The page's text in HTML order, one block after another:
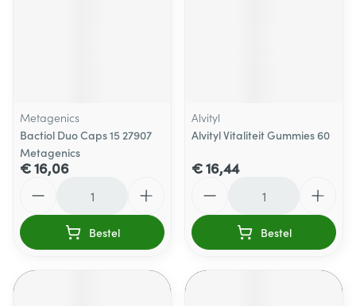
Metagenics
Bactiol Duo Caps 15 27907
Metagenics
€ 16,06
Bestel
Alvityl
Alvityl Vitaliteit Gummies 60
€ 16,44
Bestel